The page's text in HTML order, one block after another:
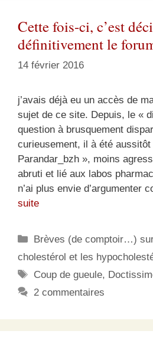
Cette fois-ci, c’est
définitivement le
14 février 2016
j’avais déjà eu un accès de
sujet de ce site. Depuis, le «
question à brusquement
curieusement, il à été
Parandar_b​zh », moins
abruti et lié aux labos
n’ai plus envie d’argumenter
suite
Catégories
Brèves (de comptoir…)
cholestérol et les
Étiquettes
Coup de gueule,
2 commentaires